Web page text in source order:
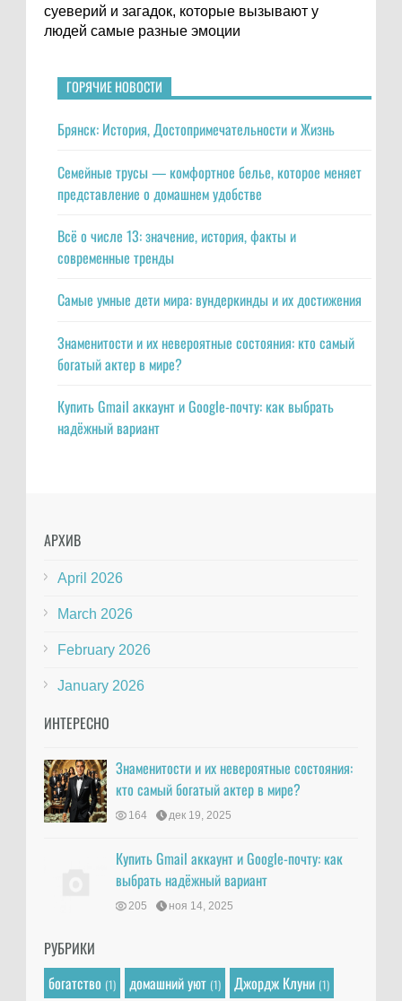
суеверий и загадок, которые вызывают у
людей самые разные эмоции
ГОРЯЧИЕ НОВОСТИ
Брянск: История, Достопримечательности и Жизнь
Семейные трусы — комфортное белье, которое меняет
представление о домашнем удобстве
Всё о числе 13: значение, история, факты и
современные тренды
Самые умные дети мира: вундеркинды и их достижения
Знаменитости и их невероятные состояния: кто самый
богатый актер в мире?
Купить Gmail аккаунт и Google-почту: как выбрать
надёжный вариант
АРХИВ
April 2026
March 2026
February 2026
January 2026
ИНТЕРЕСНО
Знаменитости и их невероятные состояния:
кто самый богатый актер в мире?
164 дек 19, 2025
Купить Gmail аккаунт и Google-почту: как
выбрать надёжный вариант
205 ноя 14, 2025
РУБРИКИ
богатство (1) домашний уют (1) Джордж Клуни (1)